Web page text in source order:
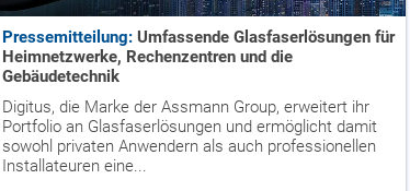
Pressemitteilung: Umfassende Glasfaserlösungen für
Heimnetzwerke, Rechenzentren und die
Gebäudetechnik
Digitus, die Marke der Assmann Group, erweitert ihr
Portfolio an Glasfaserlösungen und ermöglicht damit
sowohl privaten Anwendern als auch professionellen
Installateuren eine...